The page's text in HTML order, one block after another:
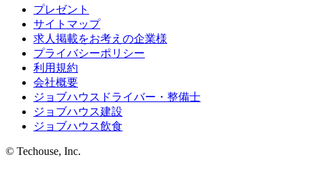
プレゼント
サイトマップ
求人掲載をお考えの企業様
プライバシーポリシー
利用規約
会社概要
ジョブハウスドライバー・整備士
ジョブハウス建設
ジョブハウス飲食
© Techouse, Inc.